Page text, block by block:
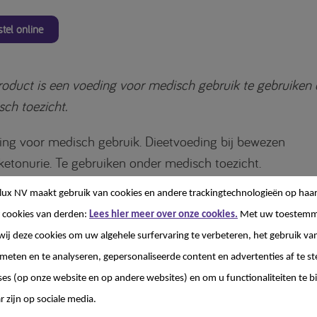
online
is een voeding voor medisch gebruik te gebruiken
toezicht.
voor medisch gebruik. Dieetvoeding bij bewezen
Te gebruiken onder medisch toezicht.
first spoon is een voeding voor medisch gebruik
(PKU), geschikt vanaf 6 maanden tot de leeftijd
poedervormige, lepelbare eiwitvervanger op basis van
zeer laag in fenylalanine, met koolhydraten,
Bevat langeketen meervoudig onverzadigde
docosahexaeenzuur (DHA) en arachidonzuur (AA). Door
NV maakt gebruik van cookies en andere trackingtechnologieën op
van derden: Lees hier meer over onze cookies. Met uw
deze cookies om uw algehele surfervaring te verbeteren, het gebruik
en te analyseren, gepersonaliseerde content en advertenties af te
(op onze website en op andere websites) en om u functionaliteiten te
zijn op sociale media.